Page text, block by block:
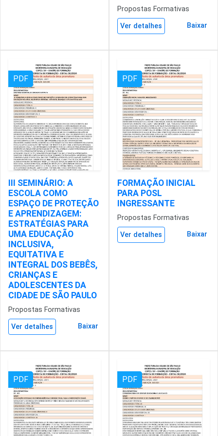
Propostas Formativas
Ver detalhes Baixar
PDF
III SEMINÁRIO: A
ESCOLA COMO
ESPAÇO DE PROTEÇÃO
E APRENDIZAGEM:
ESTRATÉGIAS PARA
UMA EDUCAÇÃO
INCLUSIVA,
EQUITATIVA E
INTEGRAL DOS BEBÊS,
CRIANÇAS E
ADOLESCENTES DA
CIDADE DE SÃO PAULO
Propostas Formativas
Ver detalhes Baixar
PDF
FORMAÇÃO INICIAL
PARA POSL
INGRESSANTE
Propostas Formativas
Ver detalhes Baixar
PDF PDF